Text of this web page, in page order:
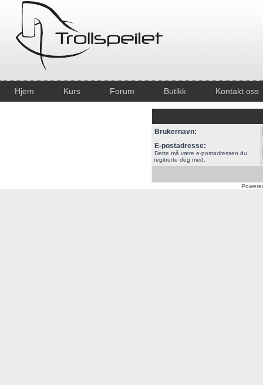
Hjem Kurs Forum Butikk Kontakt oss
Brukernavn:
E-postadresse:
Dette må være e-postadressen du
regitrerte deg med.